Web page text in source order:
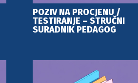
POZIV NA PROCJENU /
TESTIRANJE – STRUČNI
SURADNIK PEDAGOG